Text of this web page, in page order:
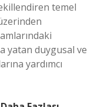
temel
yatan duygusal ve
yardımcı